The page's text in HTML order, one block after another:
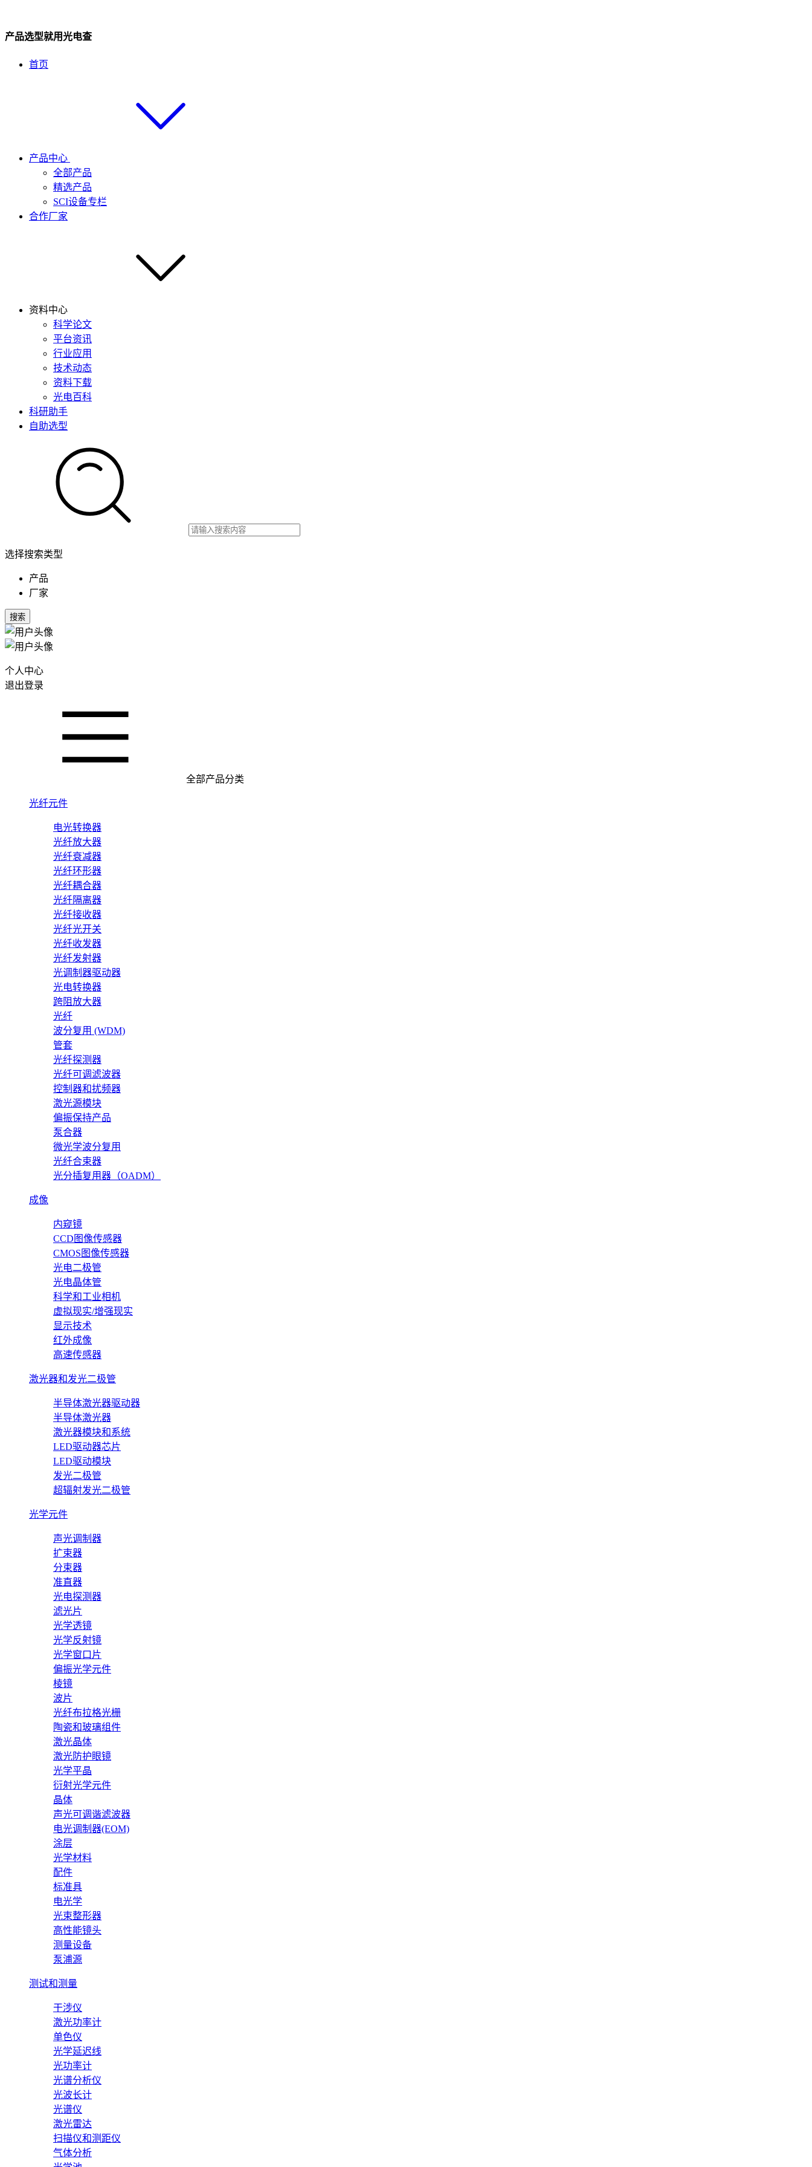
产品选型就用光电查
首页
产品中心
全部产品
精选产品
SCI设备专栏
合作厂家
资料中心
科学论文
平台资讯
行业应用
技术动态
资料下载
光电百科
科研助手
自助选型
选择搜索类型
产品
厂家
搜索
个人中心
退出登录
全部产品分类
光纤元件
电光转换器
光纤放大器
光纤衰减器
光纤环形器
光纤耦合器
光纤隔离器
光纤接收器
光纤光开关
光纤收发器
光纤发射器
光调制器驱动器
光电转换器
跨阻放大器
光纤
波分复用 (WDM)
管套
光纤探测器
光纤可调滤波器
控制器和扰频器
激光源模块
偏振保持产品
泵合器
微光学波分复用
光纤合束器
光分插复用器（OADM）
成像
内窥镜
CCD图像传感器
CMOS图像传感器
光电二极管
光电晶体管
科学和工业相机
虚拟现实/增强现实
显示技术
红外成像
高速传感器
激光器和发光二极管
半导体激光器驱动器
半导体激光器
激光器模块和系统
LED驱动器芯片
LED驱动模块
发光二极管
超辐射发光二极管
光学元件
声光调制器
扩束器
分束器
准直器
光电探测器
滤光片
光学透镜
光学反射镜
光学窗口片
偏振光学元件
棱镜
波片
光纤布拉格光栅
陶瓷和玻璃组件
激光晶体
激光防护眼镜
光学平晶
衍射光学元件
晶体
声光可调谐滤波器
电光调制器(EOM)
涂层
光学材料
配件
标准具
电光学
光束整形器
高性能镜头
测量设备
泵浦源
测试和测量
干涉仪
激光功率计
单色仪
光学延迟线
光功率计
光谱分析仪
光波长计
光谱仪
激光雷达
扫描仪和测距仪
气体分析